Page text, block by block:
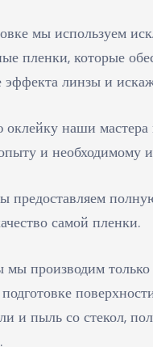
мы используем
пленки, которые
эффекта линзы и
оклейку наши
и необходимому
предоставляем
самой пленки.
мы производим
и пыль со стекол,